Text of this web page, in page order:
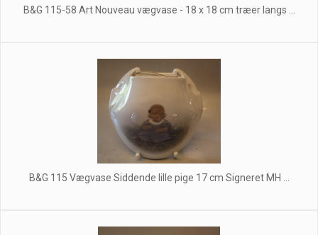
B&G 115-58 Art Nouveau vægvase - 18 x 18 cm træer langs ...
B&G 115 Vægvase Siddende lille pige 17 cm Signeret MH ...